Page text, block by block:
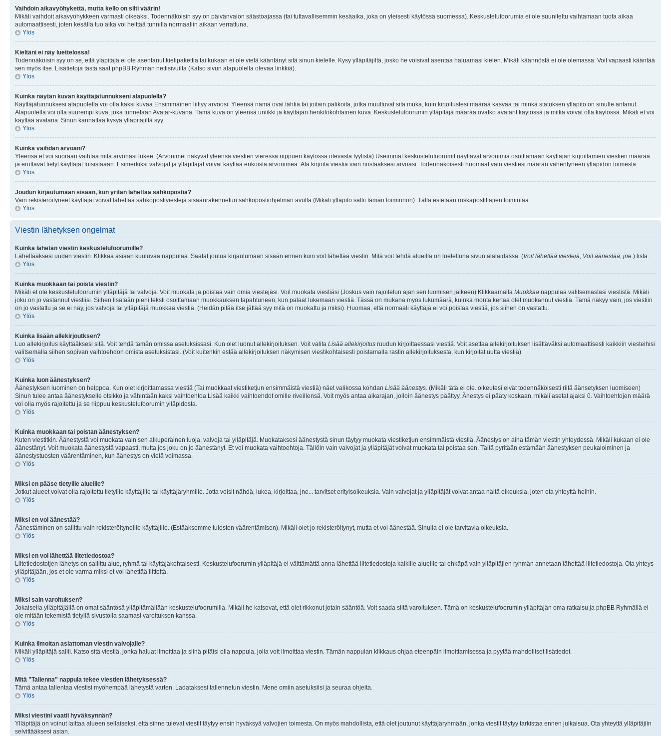
Vaihdoin aikavyöhykettä, mutta kello on silti väärin!
Mikäli vaihdoit aikavyöhykkeen varmasti oikeaksi. Todennäköisin syy on päivänvalon säästöajassa (tai tuttavallisemmin kesäaika, joka on yleisesti käytössä suomessa). Keskustelufoorumia ei ole suuniteltu vaihtamaan tuota aikaa
automaattisesti, joten kesällä tuo aika voi heittää tunnilla normaaliin aikaan verrattuna.
Ylös
Kieltäni ei näy luettelossa!
Todennäköisin syy on se, että yläpitäjä ei ole asentanut kielipakettia tai kukaan ei ole vielä kääntänyt sitä sinun kielelle. Kysy ylläpitäjiltä, josko he voisivat asentaa haluamasi kielen. Mikäli käännöstä ei ole olemassa. Voit vapaasti kääntää
sen myös itse. Lisätietoja tästä saat phpBB Ryhmän nettisivuilta (Katso sivun alapuolella olevaa linkkiä).
Ylös
Kuinka näytän kuvan käyttäjätunnukseni alapuolella?
Käyttäjätunnuksesi alapuolella voi olla kaksi kuvaa Ensimmäinen liittyy arvoosi. Yleensä nämä ovat tähtiä tai joitain palikoita, jotka muuttuvat sitä muka, kuin kirjoitustesi määrää kasvaa tai minkä statuksen ylläpito on sinulle antanut.
Alapuolella voi olla suurempi kuva, joka tunnetaan Avatar-kuvana. Tämä kuva on yleensä uniikki ja käyttäjän henkilökohtainen kuva. Keskustelufoorumin ylläpitäjä määrää ovatko avatarit käytössä ja mitkä voivat olla käytössä. Mikäli et voi
käyttää avataria. Sinun kannattaa kysyä ylläpitäjiltä syy.
Ylös
Kuinka vaihdan arvoani?
Yleensä et voi suoraan vaihtaa mitä arvonasi lukee. (Arvonimet näkyvät yleensä viestien vieressä riippuen käytössä olevasta tyylistä) Useimmat keskustelufoorumit näyttävät arvonimiä osoittamaan käyttäjän kirjoittamien viestien määrää
ja erottavat tietyt käyttäjät toisistaaan. Esimerkiksi valvojat ja ylläpitäjät voivat käyttää erikoista arvonimeä. Älä kirjoita viestiä vain nostaaksesi arvoasi. Todennäköisesti huomaat vain viestiesi määrän vähentyneen ylläpidon toimesta.
Ylös
Joudun kirjautumaan sisään, kun yritän lähettää sähköpostia?
Vain rekisteröityneet käyttäjät voivat lähettää sähköpostiviestejä sisäänrakennetun sähköpostiohjelman avulla (Mikäli ylläpito sallii tämän toiminnon). Tällä estetään roskapostittajien toimintaa.
Ylös
Viestin lähetyksen ongelmat
Kuinka lähetän viestin keskustelufoorumille?
Lähettääksesi uuden viestin. Klikkaa asiaan kuuluvaa nappulaa. Saatat joutua kirjautumaan sisään ennen kuin voit lähettää viestin. Mitä voit tehdä alueilla on lueteltuna sivun alalaidassa. (Voit lähettää viestejä, Voit äänestää, jne. ) lista.
Ylös
Kuinka muokkaan tai poista viestin?
Mikäli et ole keskustelufoorumin ylläpitäjä tai valvoja. Voit muokata ja poistaa vain omia viestejäsi. Voit muokata viestiäsi (Joskus vain rajoitetun ajan sen luomisen jälkeen) Klikkaamalla Muokkaa nappulaa valitsemastasi viestistä. Mikäli
joku on jo vastannut viestiisi. Siihen lisätään pieni teksti osoittamaan muokkauksen tapahtuneen, kun palaat lukemaan viestiä. Tässä on mukana myös lukumäärä, kuinka monta kertaa olet muokannut viestiä. Tämä näkyy vain, jos viestiin
on jo vastattu ja se ei näy, jos valvoja tai ylläpitäjä muokkaa viestiä. (Heidän pitää itse jättää syy mitä on muokattu ja miksi). Huomaa, että normaali käyttäjä ei voi poistaa viestiä, jos siihen on vastattu.
Ylös
Kuinka lisään allekirjoutksen?
Luo allekirjoitus käyttääksesi sitä. Voit tehdä tämän omissa asetuksissasi. Kun olet luonut allekirjoituksen. Voit valita Lisää allekirjoitus ruudun kirjoittaessasi viestiä. Voit asettaa allekirjoituksen lisättäväksi automaattisesti kaikkiin viesteihisi
valitsemalla siihen sopivan vaihtoehdon omista asetuksistasi. (Voit kuitenkin estää allekirjoituksen näkymisen viestikohtaisesti poistamalla rastin allekirjoituksesta, kun kirjoitat uutta viestiä)
Ylös
Kuinka luon äänestyksen?
Äänestyksen luominen on helppoa. Kun olet kirjoittamassa viestiä (Tai muokkaat viestiketjun ensimmäistä viestiä) näet valikossa kohdan Lisää äänestys . (Mikäli tätä ei ole. oikeutesi eivät todennäköisesti riitä äänsetyksen luomiseen)
Sinun tulee antaa äänestykselle otsikko ja vähintään kaksi vaihtoehtoa Lisää kaikki vaihtoehdot omille riveillensä. Voit myös antaa aikarajan, jolloin äänestys päättyy. Änestys ei pääty koskaan, mikäli asetat ajaksi 0. Vaihtoehtojen määrä
voi olla myös rajoitettu ja se riippuu keskustelufoorumin ylläpidosta.
Ylös
Kuinka muokkaan tai poistan äänestyksen?
Kuten viestitkin. Äänestystä voi muokata vain sen alkuperäinen luoja, valvoja tai ylläpitäjä. Muokataksesi äänestystä sinun täytyy muokata viestiketjun ensimmäistä viestiä. Äänestys on aina tämän viestin yhteydessä. Mikäli kukaan ei ole
äänestänyt. Voit muokata äänestystä vapaasti, mutta jos joku on jo äänestänyt. Et voi muokata vaihtoehtoja. Tällöin vain valvojat ja ylläpitäjät voivat muokata tai poistaa sen. Tällä pyritään estämään äänestyksen peukaloiminen ja
äänestystuosten väärentäminen, kun äänestys on vielä voimassa.
Ylös
Miksi en pääse tietyille alueille?
Jotkut alueet voivat olla rajoitettu tietyille käyttäjille tai käyttäjäryhmille. Jotta voisit nähdä, lukea, kirjoittaa, jne... tarvitset erityisoikeuksia. Vain valvojat ja ylläpitäjät voivat antaa näitä oikeuksia, joten ota yhteyttä heihin.
Ylös
Miksi en voi äänestää?
Äänestäminen on sallittu vain rekisteröityneille käyttäjille. (Estääksemme tulosten väärentämisen). Mikäli olet jo rekisteröitynyt, mutta et voi äänestää. Sinulla ei ole tarvitavia oikeuksia.
Ylös
Miksi en voi lähettää liitetiedostoa?
Liitetiedostotjen lähetys on sallittu alue, ryhmä tai käyttäjäkohtaisesti. Keskustelufoorumin ylläpitäjä ei välttämättä anna lähettää liitetiedostoja kaikille alueille tai ehkäpä vain ylläpitäjien ryhmän annetaan lähettää liitetiedostoja. Ota yhteys
ylläpitäjään, jos et ole varma miksi et voi lähettää liitteitä.
Ylös
Miksi sain varoituksen?
Jokaisella ylläpitäjällä on omat sääntösä ylläpitämällään keskustelufoorumilla. Mikäli he katsovat, että olet rikkonut jotain sääntöä. Voit saada siitä varoituksen. Tämä on keskustelufoorumin ylläpitäjän oma ratkaisu ja phpBB Ryhmällä ei
ole mitään tekemistä tietyllä sivustolla saamasi varoituksen kanssa.
Ylös
Kuinka ilmoitan asiattoman viestin valvojalle?
Mikäli ylläpitäjä sallii. Katso sitä viestiä, jonka haluat ilmoittaa ja siinä pitäisi olla nappula, jolla voit ilmoittaa viestin. Tämän nappulan klikkaus ohjaa eteenpäin ilmoittamisessa ja pyytää mahdolliset lisätiedot.
Ylös
Mitä "Tallenna" nappula tekee viestien lähetyksessä?
Tämä antaa tallentaa viestisi myöhempää lähetystä varten. Ladataksesi tallennetun viestin. Mene omiin asetuksiisi ja seuraa ohjeita.
Ylös
Miksi viestini vaatii hyväksynnän?
Ylläpitäjä on voinut laittaa alueen sellaiseksi, että sinne tulevat viestit täytyy ensin hyväksyä valvojien toimesta. On myös mahdollista, että olet joutunut käyttäjäryhmään, jonka viestit täytyy tarkistaa ennen julkaisua. Ota yhteyttä ylläpitäjiin
selvittääksesi asian.